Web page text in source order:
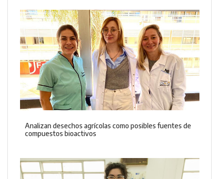
Analizan desechos agrícolas como posibles fuentes de
compuestos bioactivos